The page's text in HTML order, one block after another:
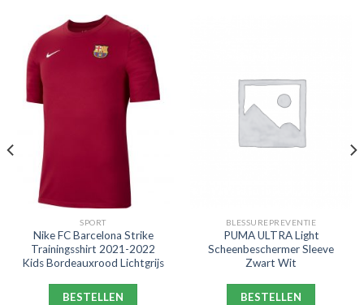
SPORT
Nike FC Barcelona Strike
Trainingsshirt 2021-2022
Kids Bordeauxrood Lichtgrijs
BESTELLEN
BLESSUREPREVENTIE
PUMA ULTRA Light
Scheenbeschermer Sleeve
Zwart Wit
BESTELLEN